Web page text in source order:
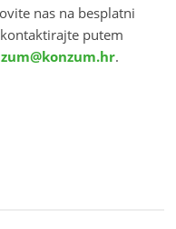
nas na besplatni
putem
.